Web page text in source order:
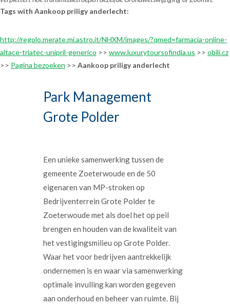
Tags with Aankoop priligy anderlecht:
http://regolo.merate.mi.astro.it/NHXM/images/?qmed=farmacia-online-
altace-triatec-unipril-generico >> www.luxurytoursofindia.us >> obili.cz
>> Pagina bezoeken >> Aankoop priligy anderlecht
Park Management
Grote Polder
Een unieke samenwerking tussen de
gemeente Zoeterwoude en de 50
eigenaren van MP-stroken op
Bedrijventerrein Grote Polder te
Zoeterwoude met als doel het op peil
brengen en houden van de kwaliteit van
het vestigingsmilieu op Grote Polder.
Waar het voor bedrijven aantrekkelijk
ondernemen is en waar via samenwerking
optimale invulling kan worden gegeven
aan onderhoud en beheer van ruimte. Bij